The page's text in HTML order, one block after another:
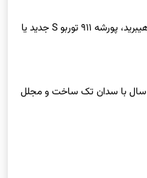
نبرد اسطوره‌ها در دنیای هیبرید، پورشه ۹۱۱ توربو S جدید یا
بازگشت پاکارد پس از ۶۷ سال با سدان تک ساخت و مجلل